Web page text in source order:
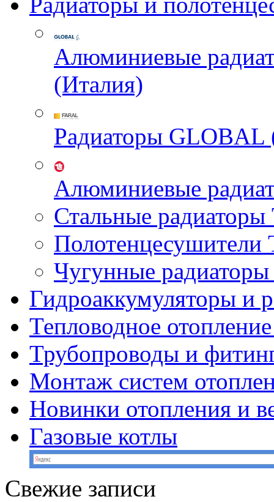
Алюминиевые
(Италия)
Радиаторы GLOBAL
Алюминиевые
Стальные
Чугунные
Гидроаккумуляторы и
Тепловодное
Трубопроводы и
Монтаж систем
Новинки отопления и
Газовые котлы
Свежие записи